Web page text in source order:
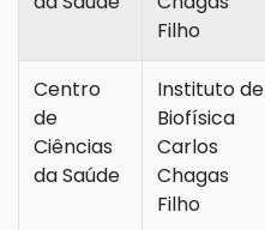
Filho
Centro
de
Ciências
da Saúde
Instituto de
Biofísica
Carlos
Chagas
Filho